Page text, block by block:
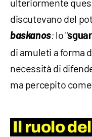
ulteriormente
discutevano del
baskanos: lo "
di amuleti a forma
necessità di
ma percepito
Il ruolo